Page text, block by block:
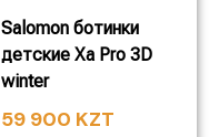
Salomon ботинки
детские Xa Pro 3D
winter
59 900 KZT